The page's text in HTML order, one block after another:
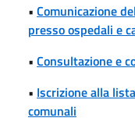
• Comunicazione
presso ospedali e
• Consultazione e
• Iscrizione alla
comunali